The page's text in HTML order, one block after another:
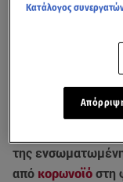
Ανησυχία για τη
Μια νέα
της
από κορωνοϊό στη
Κατάλογος